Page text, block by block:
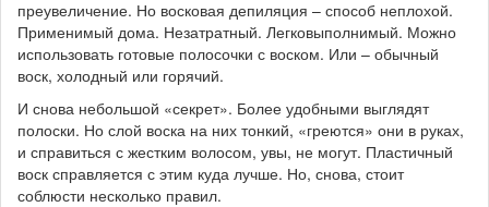
преувеличение. Но восковая депиляция – способ неплохой.
Применимый дома. Незатратный. Легковыполнимый. Можно
использовать готовые полосочки с воском. Или – обычный
воск, холодный или горячий.
И снова небольшой «секрет». Более удобными выглядят
полоски. Но слой воска на них тонкий, «греются» они в руках,
и справиться с жестким волосом, увы, не могут. Пластичный
воск справляется с этим куда лучше. Но, снова, стоит
соблюсти несколько правил.